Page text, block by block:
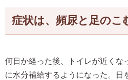
症状は、頻尿と足のこ
何日か経った後、トイレが近くな
に水分補給するようになった。日